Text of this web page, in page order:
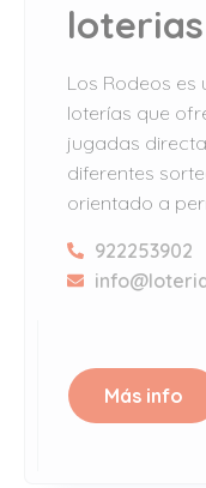
Los Rodeos es
loterías que
jugadas
diferentes
orientado a
922253902
Más info